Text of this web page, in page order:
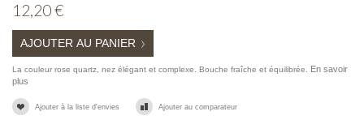
12,20 €
AJOUTER AU PANIER
La couleur rose quartz, nez élégant et complexe. Bouche fraîche et équilibrée. En savoir
plus
Ajouter à la liste d'envies Ajouter au comparateur